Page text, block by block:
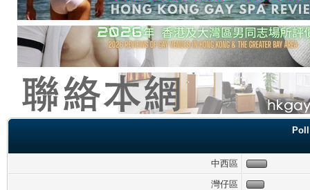
中西區
灣仔區